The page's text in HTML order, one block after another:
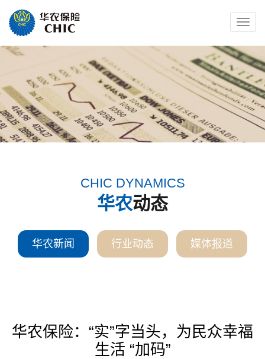
Toggle
CHIC DYNAMICS
华农动态
华农新闻 行业动态 媒体报道
华农保险：“实”字当头，为民众幸福
生活 “加码”